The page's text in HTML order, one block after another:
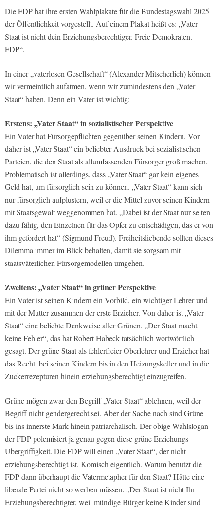
Die FDP hat ihre ersten Wahlplakate für die Bundestagswahl 2025
der Öffentlichkeit vorgestellt. Auf einem Plakat heißt es: „Vater
Staat ist nicht dein Erziehungsberechtiger. Freie Demokraten.
FDP“.
In einer „vaterlosen Gesellschaft“ (Alexander Mitscherlich) können
wir vermeintlich aufatmen, wenn wir zumindestens den „Vater
Staat“ haben. Denn ein Vater ist wichtig:
Erstens: „Vater Staat“ in sozialistischer Perspektive
Ein Vater hat Fürsorgepflichten gegenüber seinen Kindern. Von
daher ist „Vater Staat“ ein beliebter Ausdruck bei sozialistischen
Parteien, die den Staat als allumfassenden Fürsorger groß machen.
Problematisch ist allerdings, dass „Vater Staat“ gar kein eigenes
Geld hat, um fürsorglich sein zu können. „Vater Staat“ kann sich
nur fürsorglich aufplustern, weil er die Mittel zuvor seinen Kindern
mit Staatsgewalt weggenommen hat. „Dabei ist der Staat nur selten
dazu fähig, den Einzelnen für das Opfer zu entschädigen, das er von
ihm gefordert hat“ (Sigmund Freud). Freiheitsliebende sollten dieses
Dilemma immer im Blick behalten, damit sie sorgsam mit
staatsväterlichen Fürsorgemodellen umgehen.
Zweitens: „Vater Staat“ in grüner Perspektive
Ein Vater ist seinen Kindern ein Vorbild, ein wichtiger Lehrer und
mit der Mutter zusammen der erste Erzieher. Von daher ist „Vater
Staat“ eine beliebte Denkweise aller Grünen. „Der Staat macht
keine Fehler“, das hat Robert Habeck tatsächlich wortwörtlich
gesagt. Der grüne Staat als fehlerfreier Oberlehrer und Erzieher hat
das Recht, bei seinen Kindern bis in den Heizungskeller und in die
Zuckerrezepturen hinein erziehungsberechtigt einzugreifen.
Grüne mögen zwar den Begriff „Vater Staat“ ablehnen, weil der
Begriff nicht gendergerecht sei. Aber der Sache nach sind Grüne
bis ins innerste Mark hinein patriarchalisch. Der obige Wahlslogan
der FDP polemisiert ja genau gegen diese grüne Erziehungs-
Übergriffigkeit. Die FDP will einen „Vater Staat“, der nicht
erziehungsberechtigt ist. Komisch eigentlich. Warum benutzt die
FDP dann überhaupt die Vatermetapher für den Staat? Hätte eine
liberale Partei nicht so werben müssen: „Der Staat ist nicht Ihr
Erziehungsberechtigter, weil mündige Bürger keine Kinder sind